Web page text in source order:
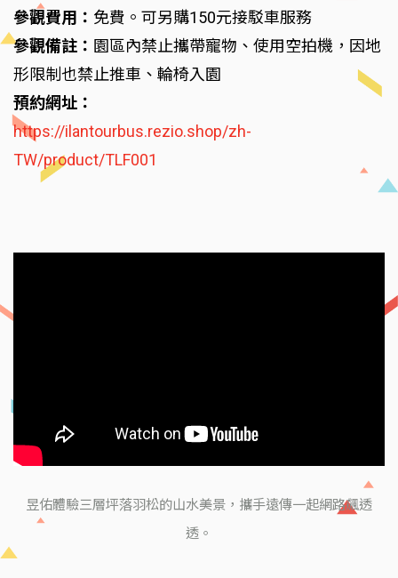
參觀費用： 免費。可另購150元接駁車服務
參觀備註： 園區內禁止攜帶寵物、使用空拍機，因地
形限制也禁止推車、輪椅入園
預約網址：
https://ilantourbus.rezio.shop/zh-
TW/product/TLF001
昱佑體驗三層坪落羽松的山水美景，攜手遠傳一起網路飆透
透。